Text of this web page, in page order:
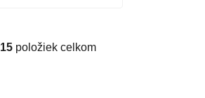
Ovládacie prvky výpisu
15položiek celkom